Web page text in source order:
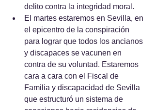
delito contra la integridad moral.
El martes estaremos en Sevilla, en
el epicentro de la conspiración
para lograr que todos los ancianos
y discapaces se vacunen en
contra de su voluntad. Estaremos
cara a cara con el Fiscal de
Familia y discapacidad de Sevilla
que estructuró un sistema de